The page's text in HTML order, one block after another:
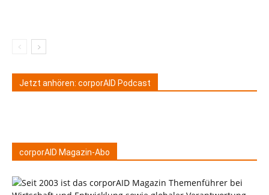
Jetzt anhören: corporAID Podcast
corporAID Magazin-Abo